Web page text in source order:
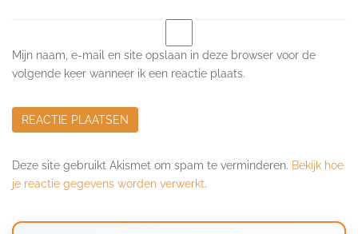
Mijn naam, e-mail en site opslaan in deze browser voor de
volgende keer wanneer ik een reactie plaats.
Deze site gebruikt Akismet om spam te verminderen. Bekijk hoe
je reactie gegevens worden verwerkt.